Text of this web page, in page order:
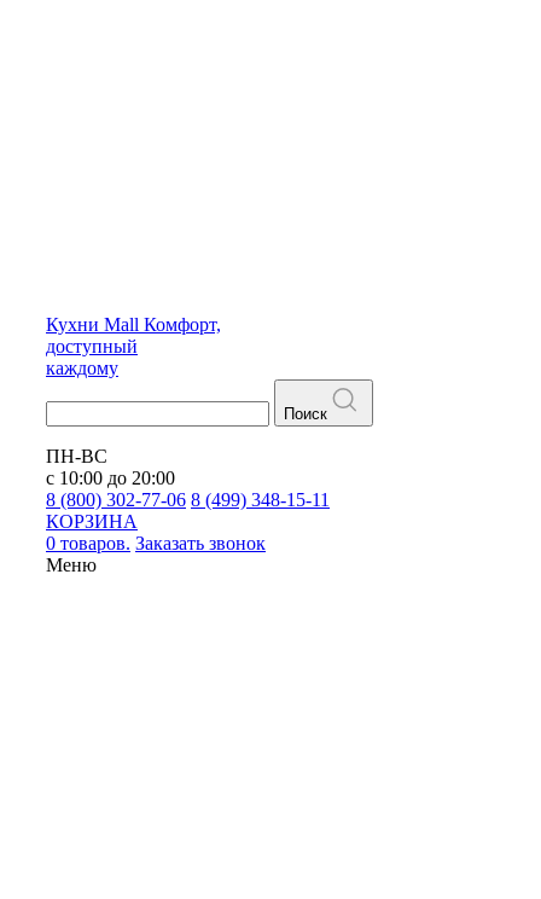
Кухни Mall Комфорт,
доступный
каждому
Поиск
ПН-ВС
с 10:00 до 20:00
8 (800) 302-77-06 8 (499) 348-15-11
КОРЗИНА
0 товаров. Заказать звонок
Меню